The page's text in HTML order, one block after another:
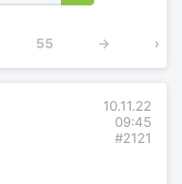
55 → ›
10.11.22
09:45
#2121